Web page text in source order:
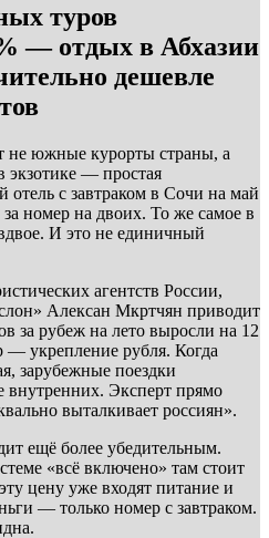
туров
— отдых в Абхазии
дешевле
не южные курорты страны, а
экзотике — простая
отель с завтраком в Сочи на май
номер на двоих. То же самое в
И это не единичный
агентств России,
Алексан Мкртчян приводит
за рубеж на лето выросли на 12
— укрепление рубля. Когда
зарубежные поездки
внутренних. Эксперт прямо
выталкивает россиян».
ещё более убедительным.
«всё включено» там стоит
цену уже входят питание и
— только номер с завтраком.